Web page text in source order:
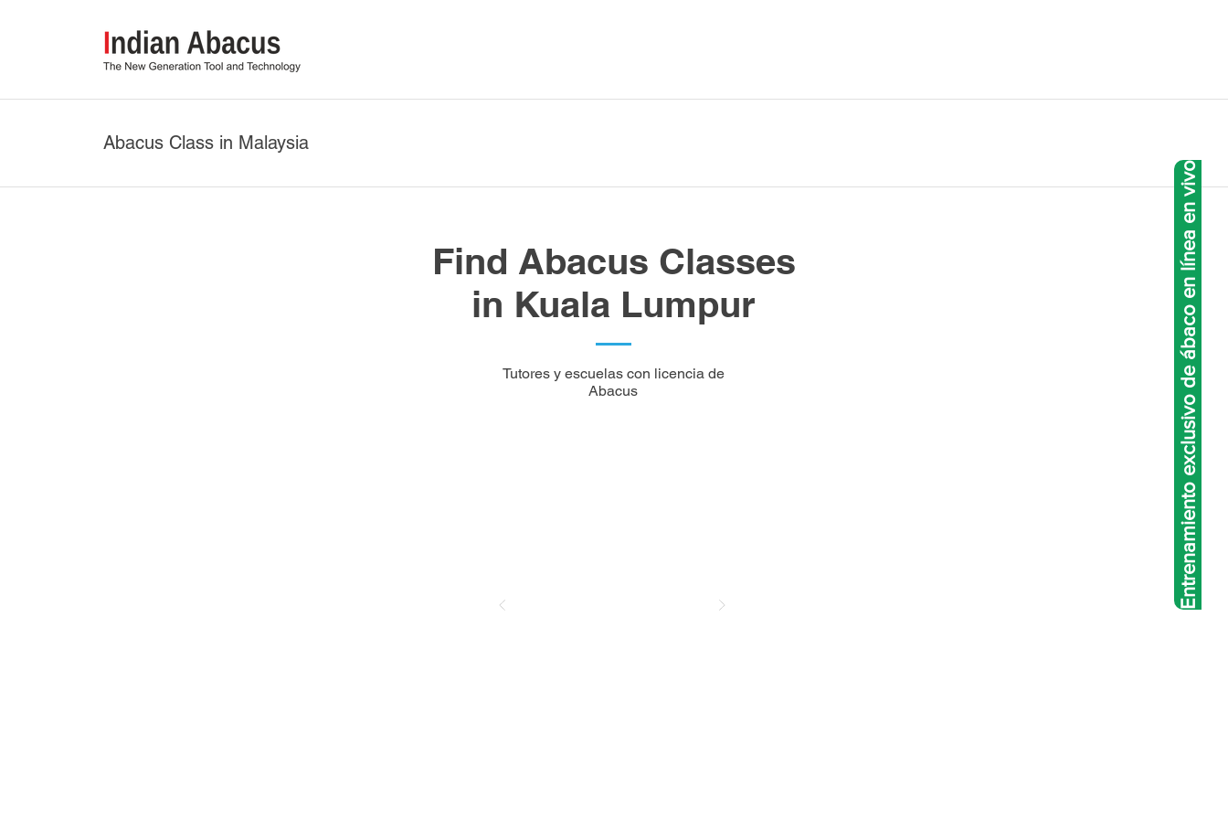
Entrenamiento exclusivo de ábaco en línea en vivo
Abacus Class in Malaysia
Find Abacus Classes
in Kuala Lumpur
Tutores y escuelas con licencia de
Abacus